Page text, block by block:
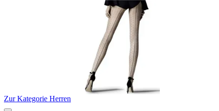
Zur Kategorie Herren